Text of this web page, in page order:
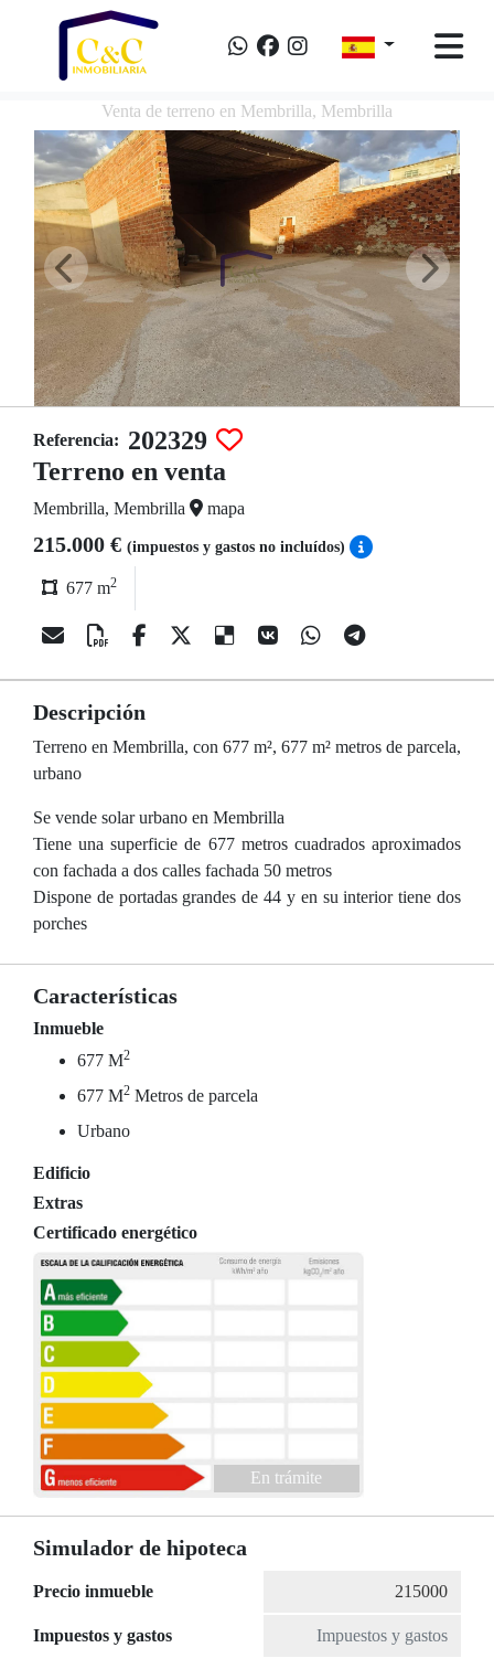
Venta de terreno en Membrilla, Membrilla
Referencia: 202329
Terreno en venta
Membrilla, Membrilla mapa
215.000 € (impuestos y gastos no incluídos)
677 m2
Descripción
Terreno en Membrilla, con 677 m², 677 m² metros de parcela,
urbano
Se vende solar urbano en Membrilla
Tiene una superficie de 677 metros cuadrados aproximados
con fachada a dos calles fachada 50 metros
Dispone de portadas grandes de 44 y en su interior tiene dos
porches
Características
Inmueble
677 M2
677 M2 Metros de parcela
Urbano
Edificio
Extras
Certificado energético
En trámite
Simulador de hipoteca
Precio inmueble
Impuestos y gastos